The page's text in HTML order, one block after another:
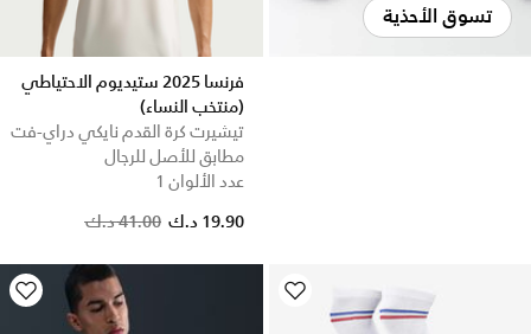
تسوق الأحذية
فرنسا 2025 ستيديوم الاحتياطي
(منتخب النساء)
تيشيرت كرة القدم نايكي دراي-فت
مطابق للأصل للرجال
عدد الألوان 1
Price reduced from
41.00 د.ك to 19.90 د.ك